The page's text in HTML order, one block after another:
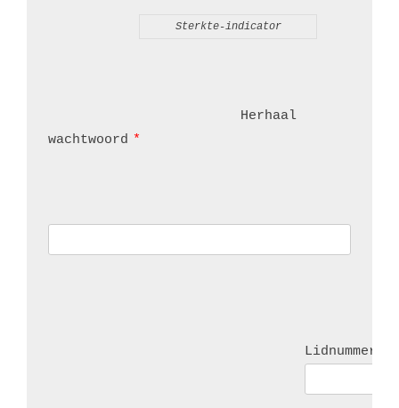
Sterkte-indicator
Herhaal
wachtwoord *
Lidnummer